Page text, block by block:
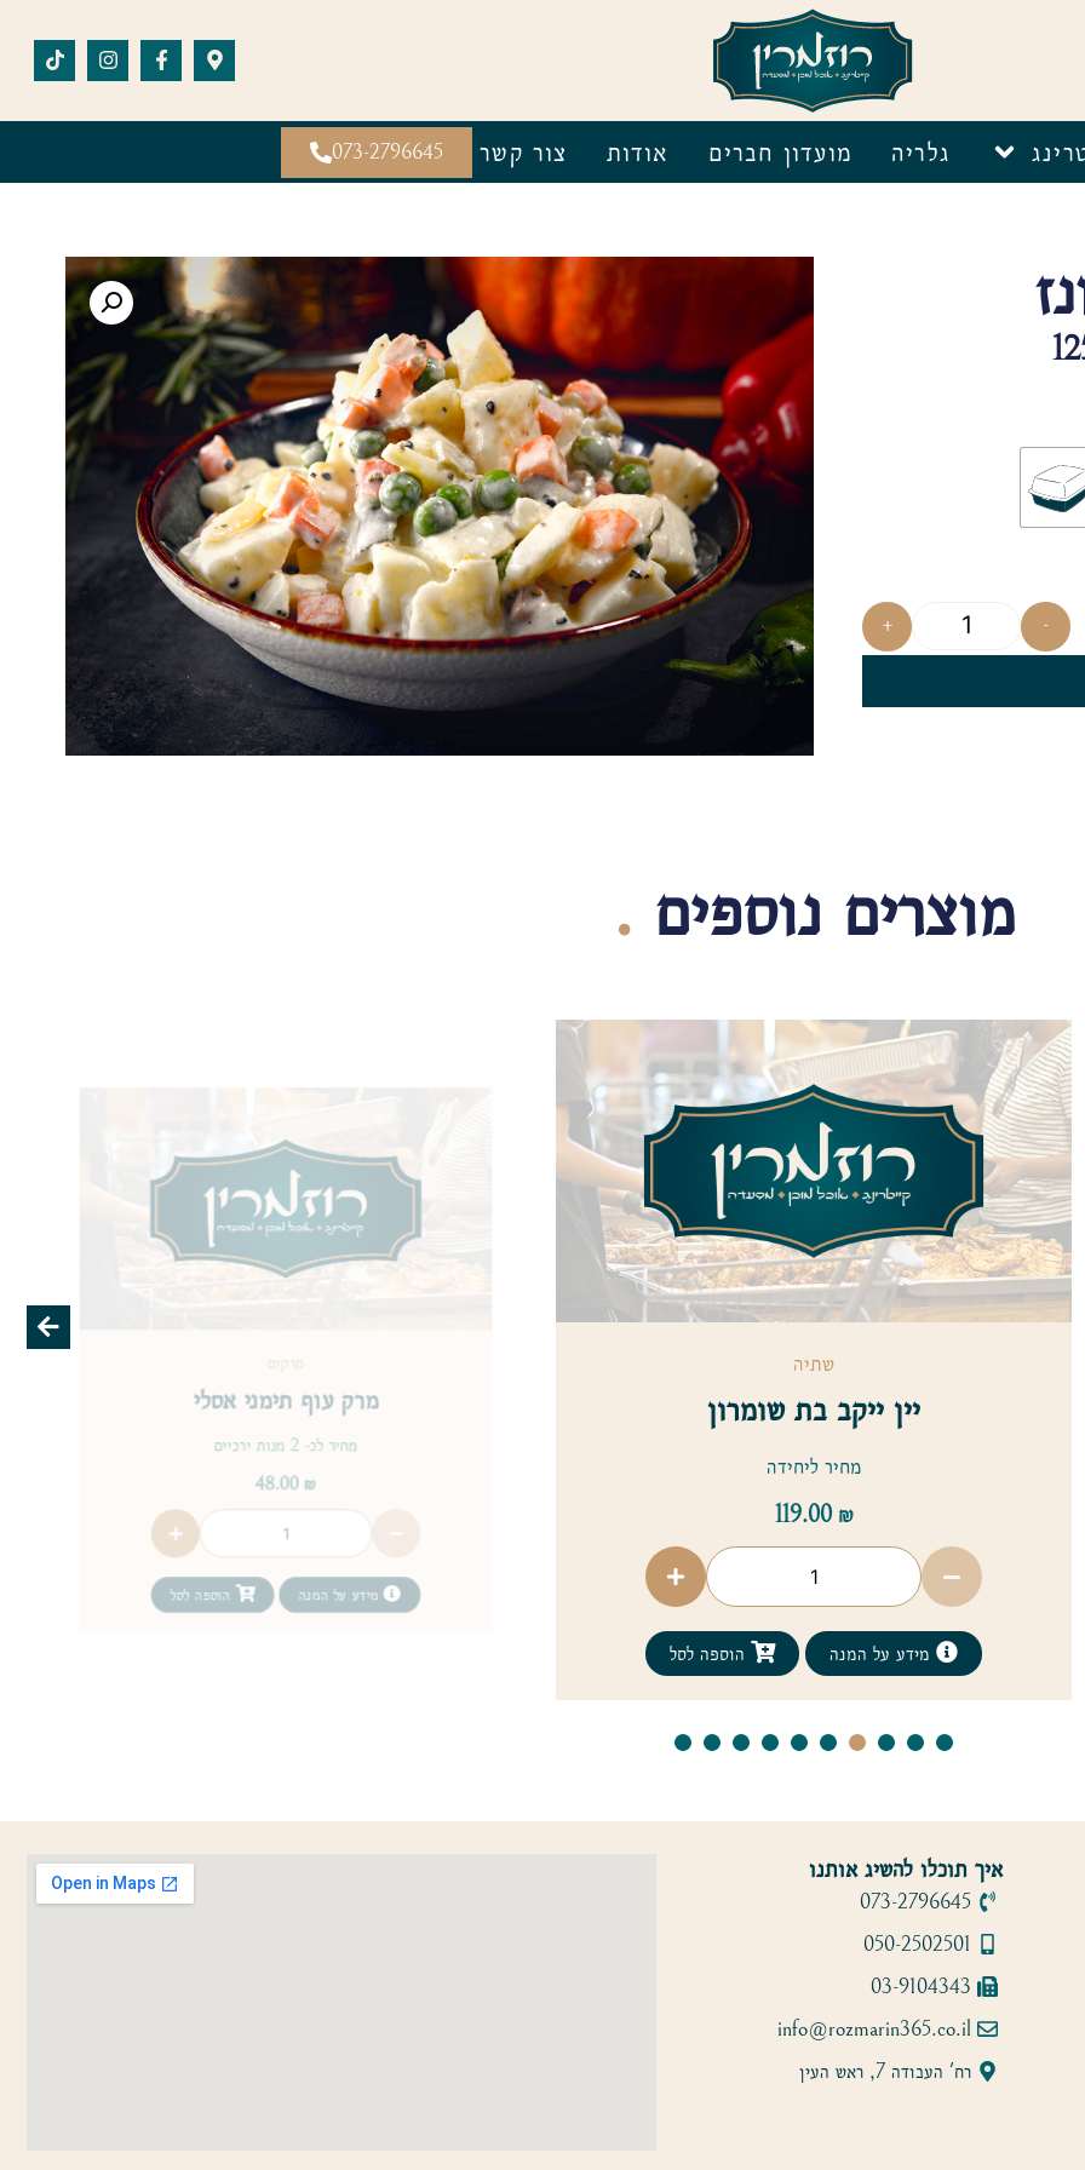
גלריה מועדון חברים אודות צור קשר 073-2796645
-
+
מוצרים נוספים .
שתיה
יין ייקב בת שומרון
מחיר ליחידה
119.00 ₪
מידע על המנה הוספה לסל
מרקים
מרק עוף תימני אסלי
מחיר לכ- 2 מנות ירכיים
48.00 ₪
מידע על המנה הוספה לסל
איך תוכלו להשיג אותנו
073-2796645
050-2502501
03-9104343
info@rozmarin365.co.il
רח' העבודה 7, ראש העין